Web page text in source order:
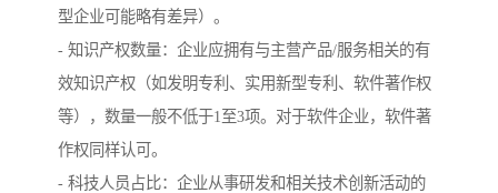
型企业可能略有差异）。
- 知识产权数量：企业应拥有与主营产品/服务相关的有
效知识产权（如发明专利、实用新型专利、软件著作权
等），数量一般不低于1至3项。对于软件企业，软件著
作权同样认可。
- 科技人员占比：企业从事研发和相关技术创新活动的